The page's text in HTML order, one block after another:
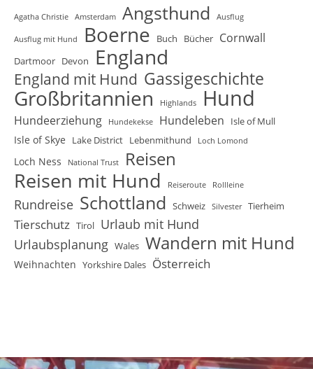
Agatha Christie Amsterdam Angsthund Ausflug
Ausflug mit Hund Boerne Buch Bücher Cornwall
Dartmoor Devon England
England mit Hund Gassigeschichte
Großbritannien Highlands Hund
Hundeerziehung Hundekekse Hundeleben Isle of Mull
Isle of Skye Lake District Lebenmithund Loch Lomond
Loch Ness National Trust Reisen
Reisen mit Hund Reiseroute Rollleine
Rundreise Schottland Schweiz Silvester Tierheim
Tierschutz Tirol Urlaub mit Hund
Urlaubsplanung Wales Wandern mit Hund
Weihnachten Yorkshire Dales Österreich